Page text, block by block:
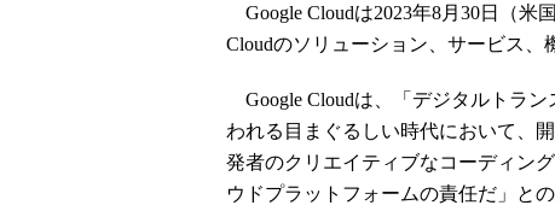
Google Cloudは2023年8月30日（米
Cloudのソリューション、サービス、
Google Cloudは、「デジタルトラ
われる目まぐるしい時代において、
発者のクリエイティブなコーディン
ウドプラットフォームの責任だ」との